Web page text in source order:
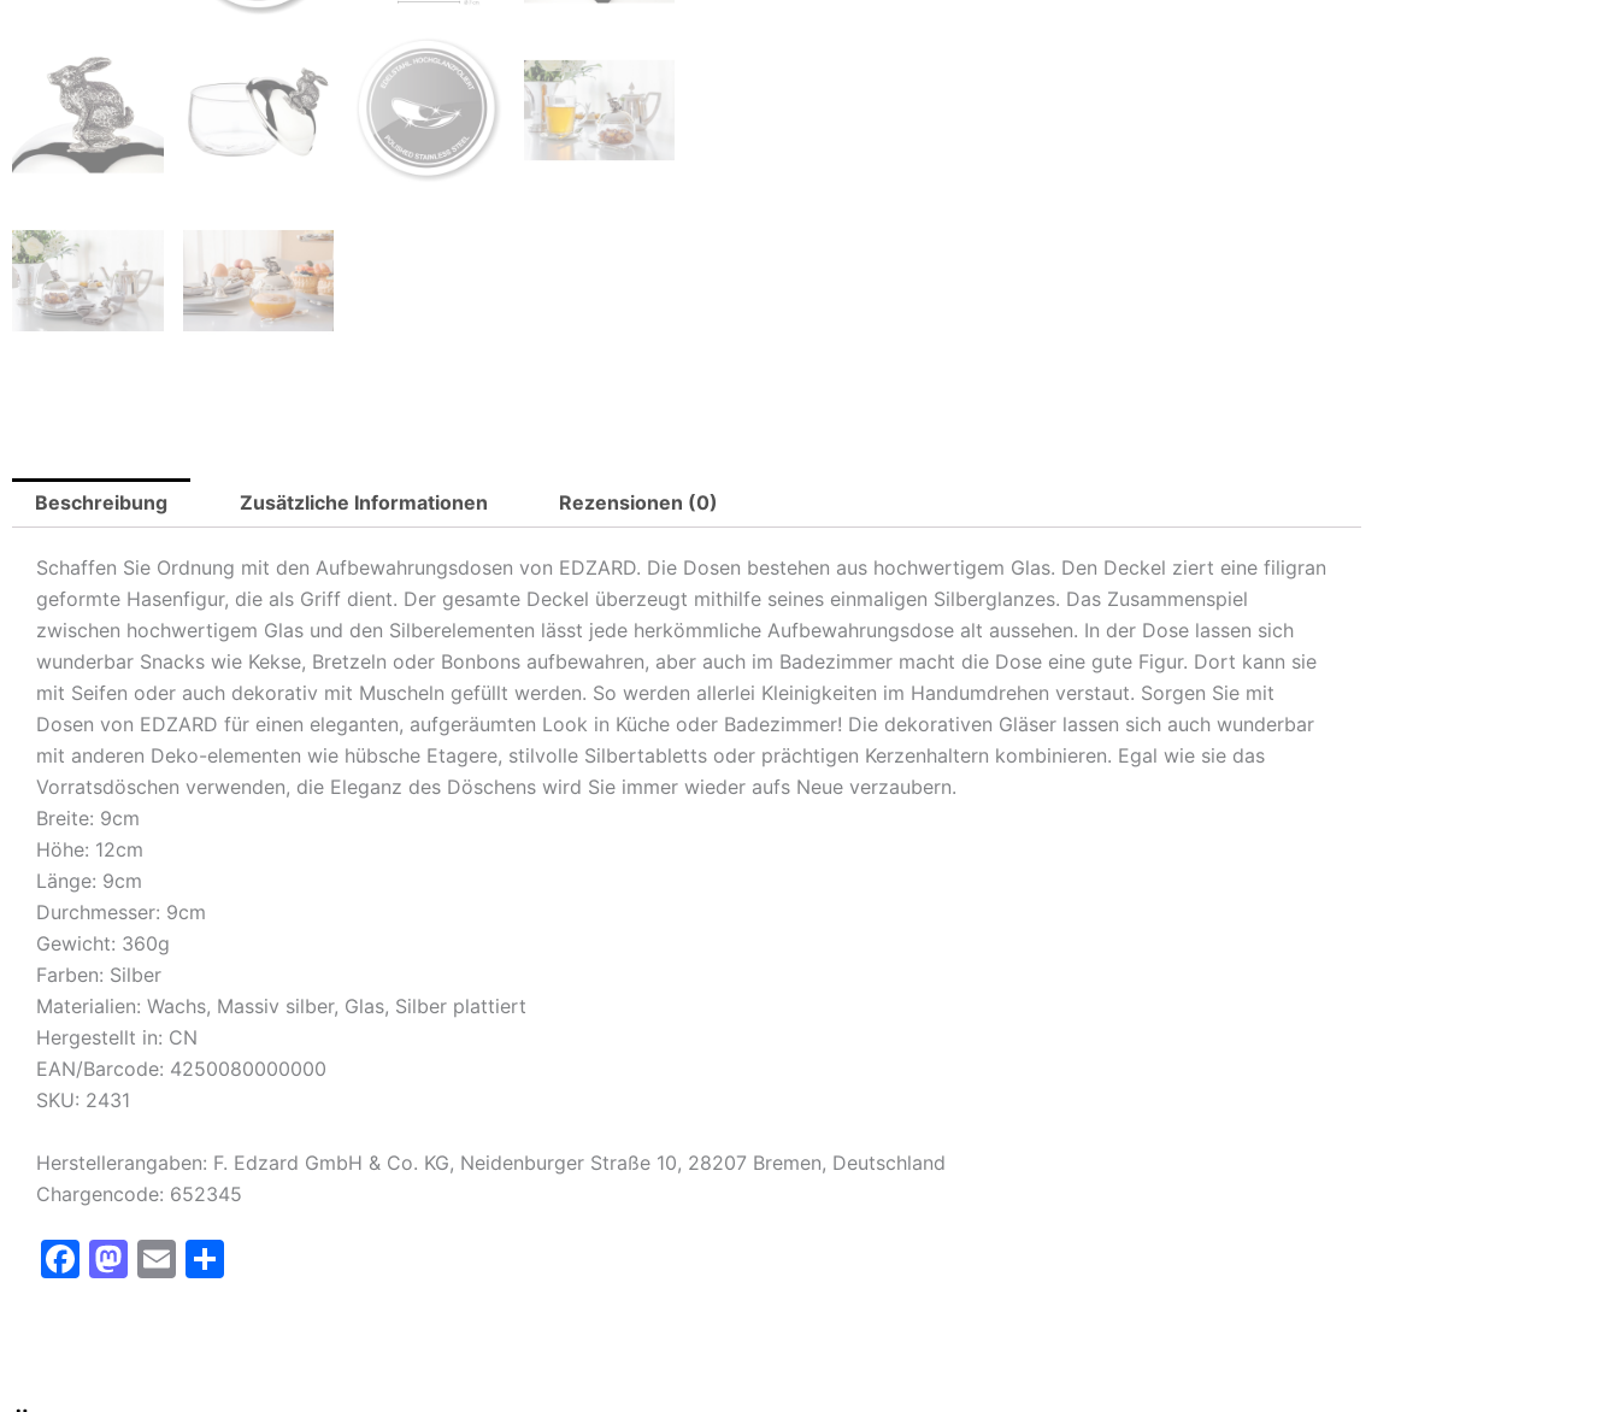
Beschreibung Zusätzliche Informationen Rezensionen (0)
Schaffen Sie Ordnung mit den Aufbewahrungsdosen von EDZARD. Die Dosen bestehen aus hochwertigem Glas. Den Deckel ziert eine filigran
geformte Hasenfigur, die als Griff dient. Der gesamte Deckel überzeugt mithilfe seines einmaligen Silberglanzes. Das Zusammenspiel
zwischen hochwertigem Glas und den Silberelementen lässt jede herkömmliche Aufbewahrungsdose alt aussehen. In der Dose lassen sich
wunderbar Snacks wie Kekse, Bretzeln oder Bonbons aufbewahren, aber auch im Badezimmer macht die Dose eine gute Figur. Dort kann sie
mit Seifen oder auch dekorativ mit Muscheln gefüllt werden. So werden allerlei Kleinigkeiten im Handumdrehen verstaut. Sorgen Sie mit
Dosen von EDZARD für einen eleganten, aufgeräumten Look in Küche oder Badezimmer! Die dekorativen Gläser lassen sich auch wunderbar
mit anderen Deko-elementen wie hübsche Etagere, stilvolle Silbertabletts oder prächtigen Kerzenhaltern kombinieren. Egal wie sie das
Vorratsdöschen verwenden, die Eleganz des Döschens wird Sie immer wieder aufs Neue verzaubern.
Breite: 9cm
Höhe: 12cm
Länge: 9cm
Durchmesser: 9cm
Gewicht: 360g
Farben: Silber
Materialien: Wachs, Massiv silber, Glas, Silber plattiert
Hergestellt in: CN
EAN/Barcode: 4250080000000
SKU: 2431
Herstellerangaben: F. Edzard GmbH & Co. KG, Neidenburger Straße 10, 28207 Bremen, Deutschland
Chargencode: 652345
F
M E